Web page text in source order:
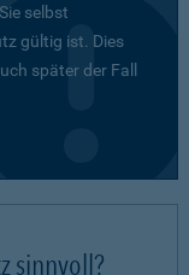
selbst
gültig ist. Dies
später der Fall
sinnvoll?